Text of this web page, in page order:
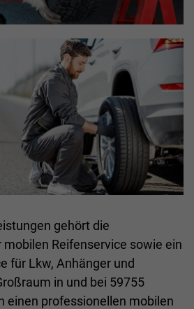
gehört die
Reifenservice sowie ein
für Lkw, Anhänger und
in und bei 59755
einen professionellen mobilen